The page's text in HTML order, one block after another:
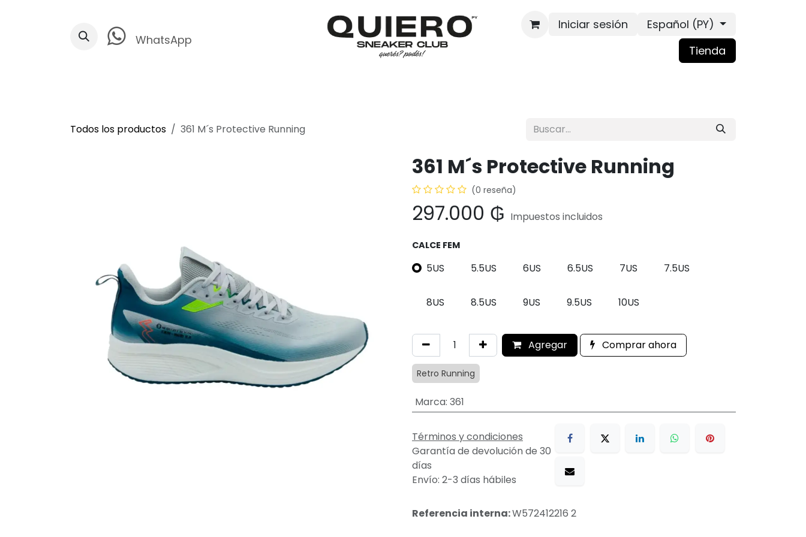
WhatsApp
Iniciar sesión
Español (PY)
Tienda
Todos los productos 361 M´s Protective Running
361 M´s Protective Running
(0 reseña)
297.000 ₲ Impuestos incluidos
CALCE FEM
5US 5.5US 6US 6.5US 7US 7.5US
8US 8.5US 9US 9.5US 10US
Agregar Comprar ahora
Retro Running
Marca: 361
Términos y condiciones
Garantía de devolución de 30
días
Envío: 2-3 días hábiles
Referencia interna:W572412216 2